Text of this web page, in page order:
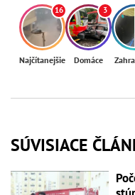
16
Najčítanejšie
3
Domáce
SÚVISIACE